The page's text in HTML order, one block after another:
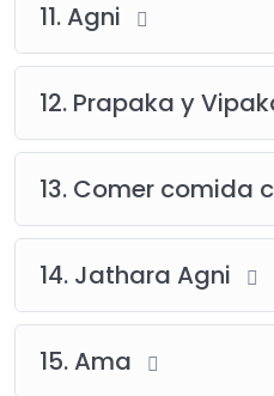
11. Agni
12. Prapaka y
13. Comer comida
14. Jathara Agni
15. Ama